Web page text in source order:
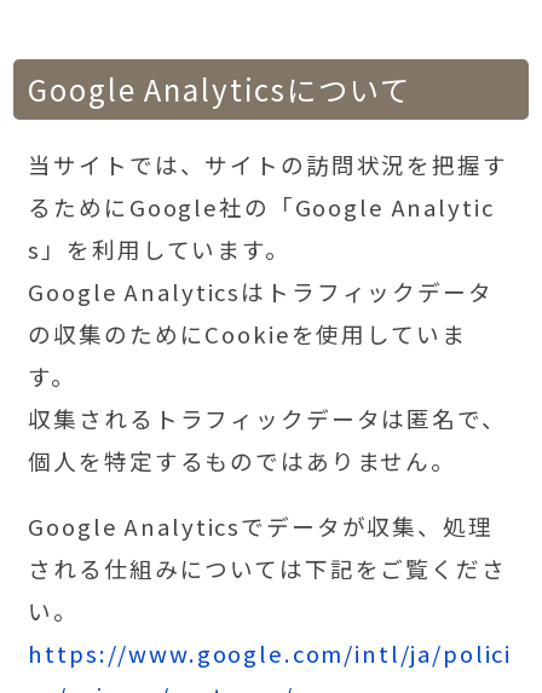
Google Analyticsについて
当サイトでは、サイトの訪問状況を把握す
るためにGoogle社の「Google Analytic
s」を利用しています。
Google Analyticsはトラフィックデータ
の収集のためにCookieを使用していま
す。
収集されるトラフィックデータは匿名で、
個人を特定するものではありません。
Google Analyticsでデータが収集、処理
される仕組みについては下記をご覧くださ
い。
https://www.google.com/intl/ja/polici